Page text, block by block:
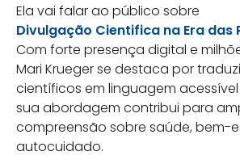
Ela vai falar ao público sobre
Divulgação Cientifica na Era das
Com forte presença digital e
Mari Krueger se destaca por
científicos em linguagem
sua abordagem contribui para
compreensão sobre saúde, bem-
autocuidado.